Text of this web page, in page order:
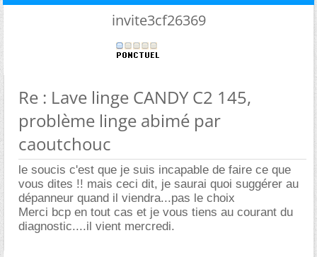
invite3cf26369
Re : Lave linge CANDY C2 145,
problème linge abimé par
caoutchouc
le soucis c'est que je suis incapable de faire ce que
vous dites !! mais ceci dit, je saurai quoi suggérer au
dépanneur quand il viendra...pas le choix
Merci bcp en tout cas et je vous tiens au courant du
diagnostic....il vient mercredi.